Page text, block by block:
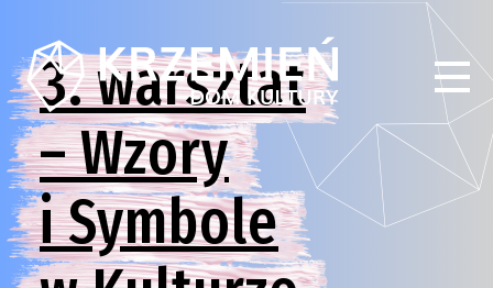
3. warsztat
– Wzory
i Symbole